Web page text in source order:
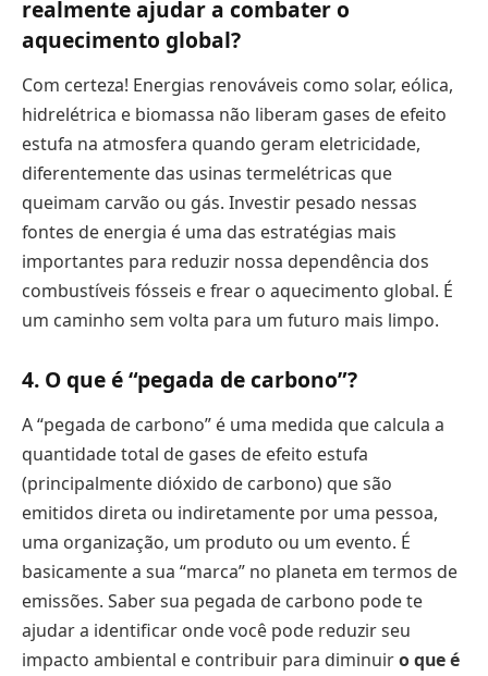
realmente ajudar a combater o
aquecimento global?
Com certeza! Energias renováveis como solar, eólica,
hidrelétrica e biomassa não liberam gases de efeito
estufa na atmosfera quando geram eletricidade,
diferentemente das usinas termelétricas que
queimam carvão ou gás. Investir pesado nessas
fontes de energia é uma das estratégias mais
importantes para reduzir nossa dependência dos
combustíveis fósseis e frear o aquecimento global. É
um caminho sem volta para um futuro mais limpo.
4. O que é “pegada de carbono”?
A “pegada de carbono” é uma medida que calcula a
quantidade total de gases de efeito estufa
(principalmente dióxido de carbono) que são
emitidos direta ou indiretamente por uma pessoa,
uma organização, um produto ou um evento. É
basicamente a sua “marca” no planeta em termos de
emissões. Saber sua pegada de carbono pode te
ajudar a identificar onde você pode reduzir seu
impacto ambiental e contribuir para diminuiro que é